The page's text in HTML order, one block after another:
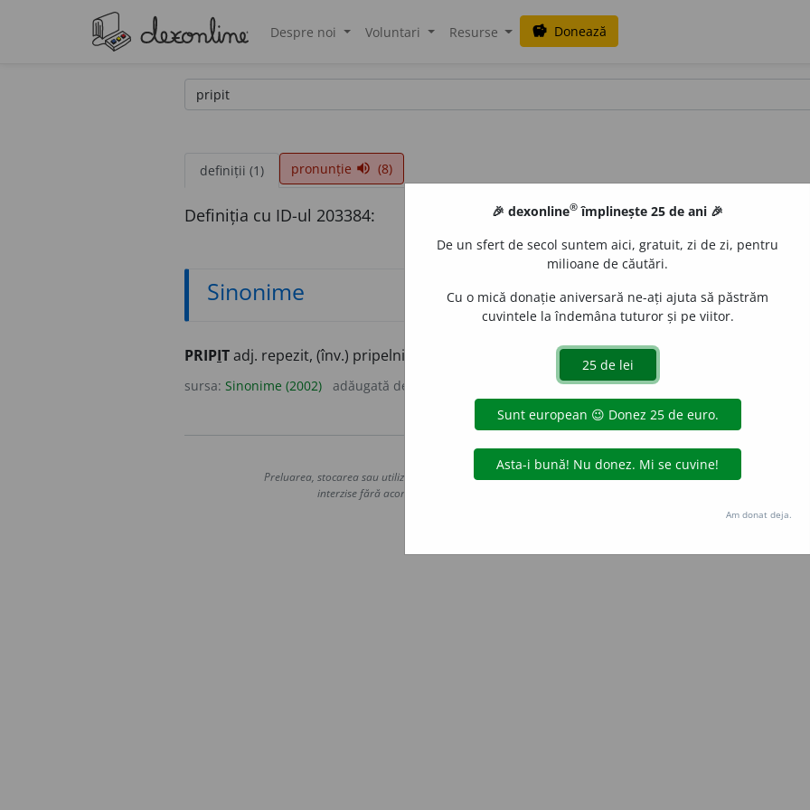
Despre noi Voluntari Resurse savings Donează
definiții (1) pronunție volume_up (8)
Definiția cu ID-ul 203384:
Sinonime
PRIPITadj. repezit, (înv.) pripelnic.
sursa: Sinonime (2002) adăugată de
Copyright © 2004-2026 dexonline (https://dexonline.ro)
Preluarea, stocarea sau utilizarea datelor de pe acest site, inclusiv prin orice metode de extragere automată
interzise fără acordul nostru prealabil scris, cu excepția seturilor de date oferite oficial spre utilizare
Hosterion
🎉 dexonline® împlinește 25 de ani 🎉
De un sfert de secol suntem aici, gratuit, zi de zi, pentru
milioane de căutări.
Cu o mică donație aniversară ne-ați ajuta să păstrăm
cuvintele la îndemâna tuturor și pe viitor.
Am donat deja.